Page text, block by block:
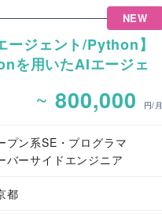
NEW
ージェント/Python】
を用いたAIエージェ
~ 800,000 円/月
プン系SE・プログラマ
バーサイドエンジニア
都